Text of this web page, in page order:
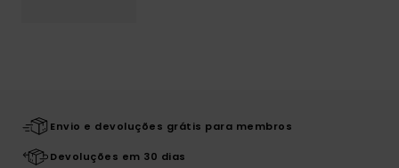
Envio e devoluções grátis para membros
Devoluções em 30 dias